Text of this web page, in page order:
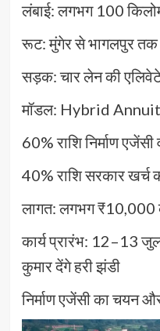
लंबाई: लगभग 100
रूट: मुंगेर से भागलपुर तक
सड़क: चार लेन की
मॉडल: Hybrid
60% राशि निर्माण
40% राशि सरकार खर्च
लागत: लगभग ₹10,000
कार्य प्रारंभ: 12–13
कुमार देंगे हरी झंडी
निर्माण एजेंसी का चयन